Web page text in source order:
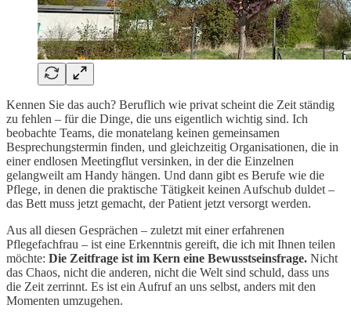
Kennen Sie das auch? Beruflich wie privat scheint die Zeit ständig
zu fehlen – für die Dinge, die uns eigentlich wichtig sind. Ich
beobachte Teams, die monatelang keinen gemeinsamen
Besprechungstermin finden, und gleichzeitig Organisationen, die in
einer endlosen Meetingflut versinken, in der die Einzelnen
gelangweilt am Handy hängen. Und dann gibt es Berufe wie die
Pflege, in denen die praktische Tätigkeit keinen Aufschub duldet –
das Bett muss jetzt gemacht, der Patient jetzt versorgt werden.
Aus all diesen Gesprächen – zuletzt mit einer erfahrenen
Pflegefachfrau – ist eine Erkenntnis gereift, die ich mit Ihnen teilen
möchte: Die Zeitfrage ist im Kern eine Bewusstseinsfrage. Nicht
das Chaos, nicht die anderen, nicht die Welt sind schuld, dass uns
die Zeit zerrinnt. Es ist ein Aufruf an uns selbst, anders mit den
Momenten umzugehen.